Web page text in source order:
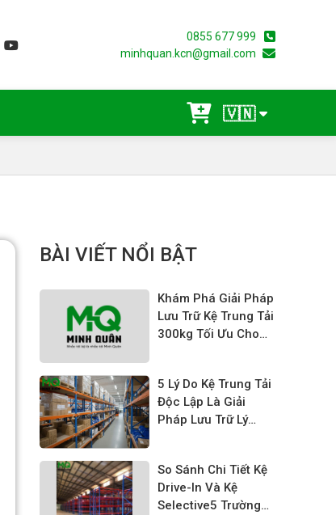
0855 677 999
minhquan.kcn@gmail.com
🇻🇳
BÀI VIẾT NỔI BẬT
Khám Phá Giải Pháp
Lưu Trữ Kệ Trung Tải
300kg Tối Ưu Cho
5 Lý Do Kệ Trung Tải
Độc Lập Là Giải
Pháp Lưu Trữ Lý
So Sánh Chi Tiết Kệ
Drive-In Và Kệ
Selective5 Trường